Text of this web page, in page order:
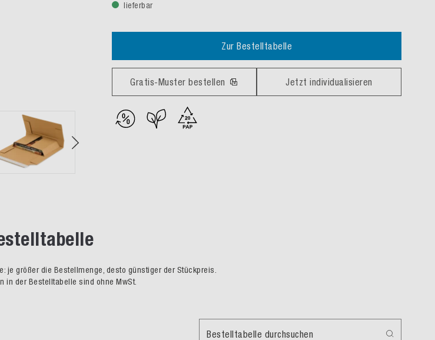
lieferbar
Zur Bestelltabelle
Gratis-Muster bestellen Jetzt individualisieren
je größer die Bestellmenge, desto günstiger der Stückpreis.
in der Bestelltabelle sind ohne MwSt.
Bestelltabelle durchsuchen